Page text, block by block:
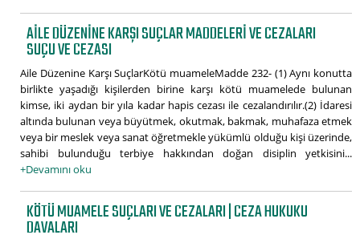
AILE DÜZENINE KARŞI SUÇLAR MADDELERI VE CEZALARI
SUÇU VE CEZASI
Aile Düzenine Karşı SuçlarKötü muameleMadde 232- (1) Aynı konutta
birlikte yaşadığı kişilerden birine karşı kötü muamelede bulunan
kimse, iki aydan bir yıla kadar hapis cezası ile cezalandırılır.(2) İdaresi
altında bulunan veya büyütmek, okutmak, bakmak, muhafaza etmek
veya bir meslek veya sanat öğretmekle yükümlü olduğu kişi üzerinde,
sahibi bulunduğu terbiye hakkından doğan disiplin yetkisini...
+Devamını oku
KÖTÜ MUAMELE SUÇLARI VE CEZALARI | CEZA HUKUKU
DAVALARI